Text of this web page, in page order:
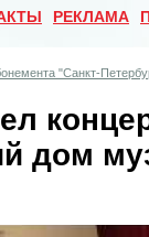
РЕКЛАМА
"Санкт-
дом